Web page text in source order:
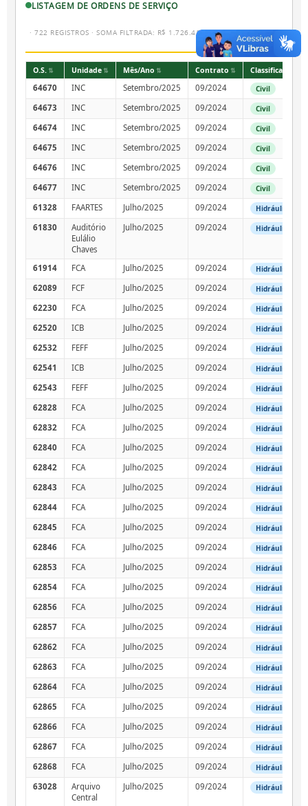
LISTAGEM DE ORDENS DE SERVIÇO
· 722 REGISTROS · SOMA FILTRADA: R$ 1.726.416,38
O.S. Unidade Mês/Ano Contrato Classificação
64670 INC Setembro/2025 09/2024 Civil
64673 INC Setembro/2025 09/2024 Civil
64674 INC Setembro/2025 09/2024 Civil
64675 INC Setembro/2025 09/2024 Civil
64676 INC Setembro/2025 09/2024 Civil
64677 INC Setembro/2025 09/2024 Civil
61328 FAARTES Julho/2025 09/2024 Hidráulica
61830
Auditório
Eulálio
Chaves
Julho/2025 09/2024 Hidráulica
61914 FCA Julho/2025 09/2024 Hidráulica
62089 FCF Julho/2025 09/2024 Hidráulica
62230 FCA Julho/2025 09/2024 Hidráulica
62520 ICB Julho/2025 09/2024 Hidráulica
62532 FEFF Julho/2025 09/2024 Hidráulica
62541 ICB Julho/2025 09/2024 Hidráulica
62543 FEFF Julho/2025 09/2024 Hidráulica
62828 FCA Julho/2025 09/2024 Hidráulica
62832 FCA Julho/2025 09/2024 Hidráulica
62840 FCA Julho/2025 09/2024 Hidráulica
62842 FCA Julho/2025 09/2024 Hidráulica
62843 FCA Julho/2025 09/2024 Hidráulica
62844 FCA Julho/2025 09/2024 Hidráulica
62845 FCA Julho/2025 09/2024 Hidráulica
62846 FCA Julho/2025 09/2024 Hidráulica
62853 FCA Julho/2025 09/2024 Hidráulica
62854 FCA Julho/2025 09/2024 Hidráulica
62856 FCA Julho/2025 09/2024 Hidráulica
62857 FCA Julho/2025 09/2024 Hidráulica
62862 FCA Julho/2025 09/2024 Hidráulica
62863 FCA Julho/2025 09/2024 Hidráulica
62864 FCA Julho/2025 09/2024 Hidráulica
62865 FCA Julho/2025 09/2024 Hidráulica
62866 FCA Julho/2025 09/2024 Hidráulica
62867 FCA Julho/2025 09/2024 Hidráulica
62868 FCA Julho/2025 09/2024 Hidráulica
63028
Arquivo
Central
Julho/2025 09/2024 Hidráulica